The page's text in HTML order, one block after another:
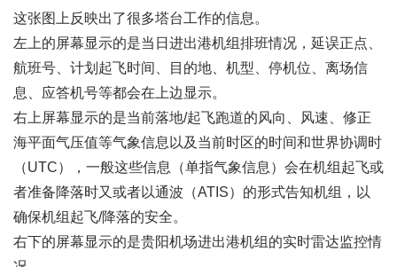
这张图上反映出了很多塔台工作的信息。
左上的屏幕显示的是当日进出港机组排班情况，延误正点、
航班号、计划起飞时间、目的地、机型、停机位、离场信
息、应答机号等都会在上边显示。
右上屏幕显示的是当前落地/起飞跑道的风向、风速、修正
海平面气压值等气象信息以及当前时区的时间和世界协调时
（UTC），一般这些信息（单指气象信息）会在机组起飞或
者准备降落时又或者以通波（ATIS）的形式告知机组，以
确保机组起飞/降落的安全。
右下的屏幕显示的是贵阳机场进出港机组的实时雷达监控情